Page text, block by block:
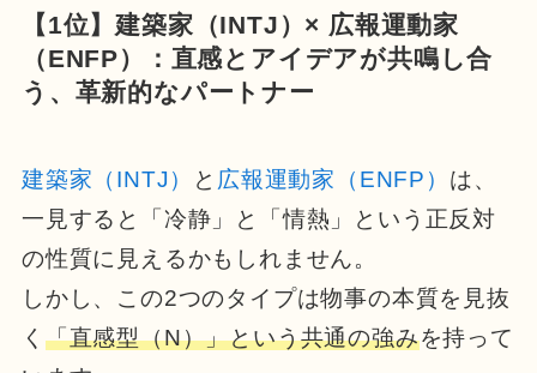
【1位】建築家（INTJ）× 広報運動家
（ENFP）：直感とアイデアが共鳴し合
う、革新的なパートナー
建築家（INTJ） と 広報運動家（ENFP） は、
一見すると「冷静」と「情熱」という正反対
の性質に見えるかもしれません。
しかし、この2つのタイプは物事の本質を見抜
く 「直感型（N）」という共通の強みを持って